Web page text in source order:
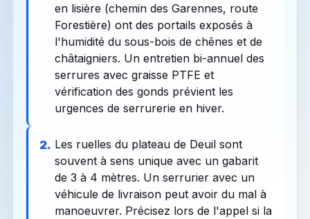
en lisière (chemin des Garennes, route
Forestière) ont des portails exposés à
l'humidité du sous-bois de chênes et de
châtaigniers. Un entretien bi-annuel des
serrures avec graisse PTFE et
vérification des gonds prévient les
urgences de serrurerie en hiver.
2. Les ruelles du plateau de Deuil sont
souvent à sens unique avec un gabarit
de 3 à 4 mètres. Un serrurier avec un
véhicule de livraison peut avoir du mal à
manoeuvrer. Précisez lors de l'appel si la